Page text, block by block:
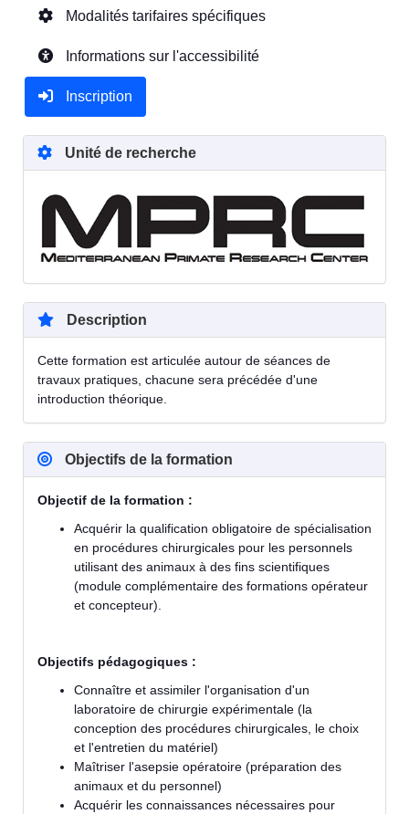
Modalités tarifaires spécifiques
Informations sur l'accessibilité
Inscription
Unité de recherche
Description
Cette formation est articulée autour de séances de
travaux pratiques, chacune sera précédée d'une
introduction théorique.
Objectifs de la formation
Objectif de la formation :
Acquérir la qualification obligatoire de spécialisation
en procédures chirurgicales pour les personnels
utilisant des animaux à des fins scientifiques
(module complémentaire des formations opérateur
et concepteur).
Objectifs pédagogiques :
Connaître et assimiler l'organisation d'un
laboratoire de chirurgie expérimentale (la
conception des procédures chirurgicales, le choix
et l'entretien du matériel)
Maîtriser l'asepsie opératoire (préparation des
animaux et du personnel)
Acquérir les connaissances nécessaires pour